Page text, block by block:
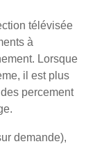
télévisée
à
Lorsque
il est plus
percement
demande),